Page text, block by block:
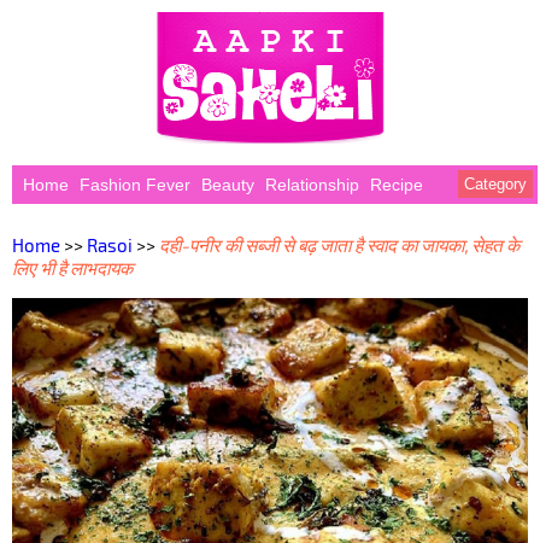
Home Fashion Fever Beauty Relationship Recipe Category
Home >> Rasoi >> दही-पनीर की सब्जी से बढ़ जाता है स्वाद का जायका, सेहत के
लिए भी है लाभदायक